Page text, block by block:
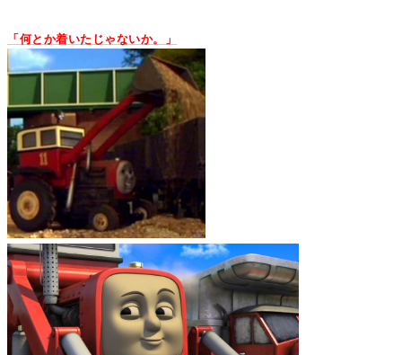
「何とか着いたじゃないか。」